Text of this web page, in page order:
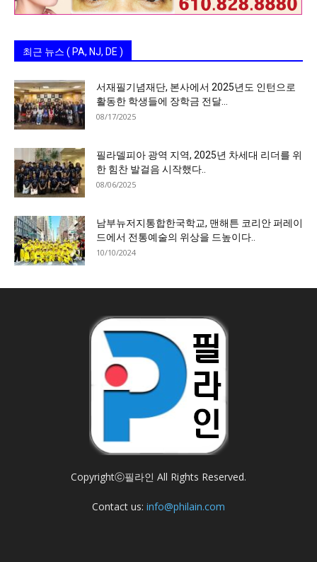
최근 뉴스 ( PA, NJ, DE )
서재필기념재단, 본사에서 2025년도 인턴으로
활동한 학생들에 장학금 전달…
08/17/2025
필라델피아 광역 지역, 2025년 차세대 리더를 위
한 힘찬 발걸음 시작했다..
08/06/2025
남부뉴저지통합한국학교, 맨해튼 코리안 퍼레이
드에서 전통예술의 위상을 드높이다..
10/10/2024
Copyrightⓒ필라인 All Rights Reserved.
Contact us: info@philain.com